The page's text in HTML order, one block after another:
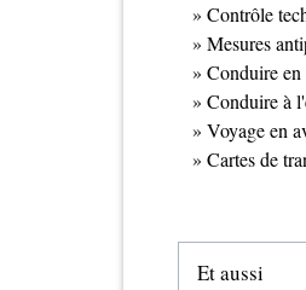
Contrôle
Mesures
Conduire en
Conduire à
Voyage en
Cartes de
Et aussi